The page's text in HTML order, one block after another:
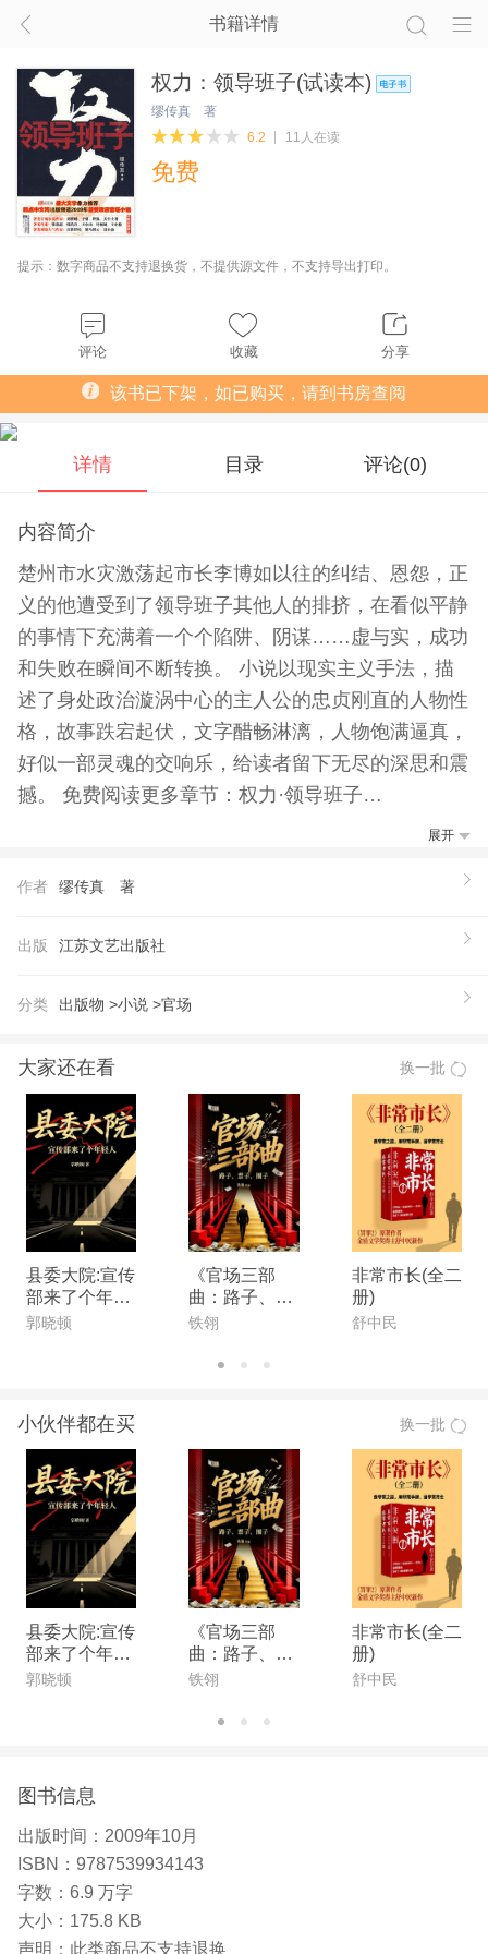
书籍详情
权力：领导班子(试读本)
缪传真 著
6.2
11人在读
免费
提示：数字商品不支持退换货，不提供源文件，不支持导出打印。
评论 收藏 分享
该书已下架，如已购买，请到书房查阅
详情 目录 评论(0)
内容简介
楚州市水灾激荡起市长李博如以往的纠结、恩怨，正
义的他遭受到了领导班子其他人的排挤，在看似平静
的事情下充满着一个个陷阱、阴谋……虚与实，成功
和失败在瞬间不断转换。 小说以现实主义手法，描
述了身处政治漩涡中心的主人公的忠贞刚直的人物性
格，故事跌宕起伏，文字醋畅淋漓，人物饱满逼真，
好似一部灵魂的交响乐，给读者留下无尽的深思和震
撼。 免费阅读更多章节：权力·领导班子
缪传真，安徽省无为县人，从县城到省城，身在权力
力：领导班子》文笔老道，波澜壮阔，一现身网络，
展开
作者 缪传真 著
出版 江苏文艺出版社
分类 出版物 >小说 >官场
大家还在看 换一批
县委大院:宣传
部来了个年轻
人
郭晓顿
《官场三部
曲：路子、票
子、圈子（全
铁翎
非常市长(全二
册)
舒中民
小伙伴都在买 换一批
县委大院:宣传
部来了个年轻
人
郭晓顿
《官场三部
曲：路子、票
子、圈子（全
铁翎
非常市长(全二
册)
舒中民
图书信息
出版时间： 2009年10月
ISBN： 9787539934143
字数： 6.9 万字
大小： 175.8 KB
声明： 此类商品不支持退换